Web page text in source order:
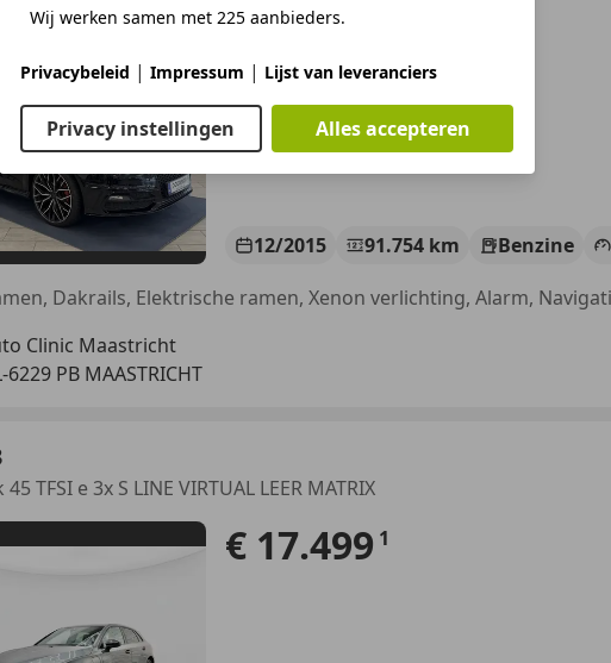
12/2015 91.754 km Benzine
Clinic Maastricht
6229 PB MAASTRICHT
TFSI e 3x S LINE VIRTUAL LEER MATRIX
€ 17.499 1
Wij werken samen met 225 aanbieders.
Privacybeleid | Impressum | Lijst van leveranciers
Privacy instellingen Alles accepteren